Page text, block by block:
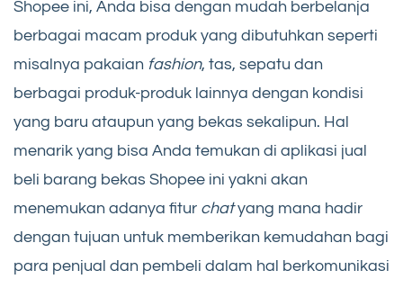
Shopee ini, Anda bisa dengan mudah berbelanja
berbagai macam produk yang dibutuhkan seperti
misalnya pakaian fashion, tas, sepatu dan
berbagai produk-produk lainnya dengan kondisi
yang baru ataupun yang bekas sekalipun. Hal
menarik yang bisa Anda temukan di aplikasi jual
beli barang bekas Shopee ini yakni akan
menemukan adanya fitur chatyang mana hadir
dengan tujuan untuk memberikan kemudahan bagi
para penjual dan pembeli dalam hal berkomunikasi